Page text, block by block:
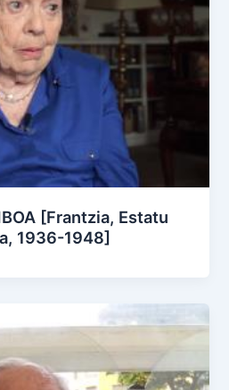
[Frantzia, Estatu
1936-1948]